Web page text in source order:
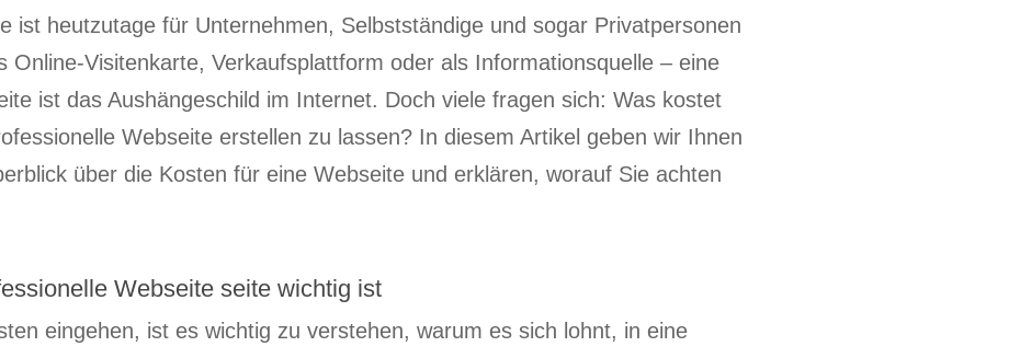
ist heutzutage für Unternehmen, Selbstständige und sogar Privatpersonen
Online-Visitenkarte, Verkaufsplattform oder als Informationsquelle – eine
ist das Aushängeschild im Internet. Doch viele fragen sich: Was kostet
Webseite erstellen zu lassen? In diesem Artikel geben wir Ihnen
über die Kosten für eine Webseite und erklären, worauf Sie achten
Webseite seite wichtig ist
eingehen, ist es wichtig zu verstehen, warum es sich lohnt, in eine